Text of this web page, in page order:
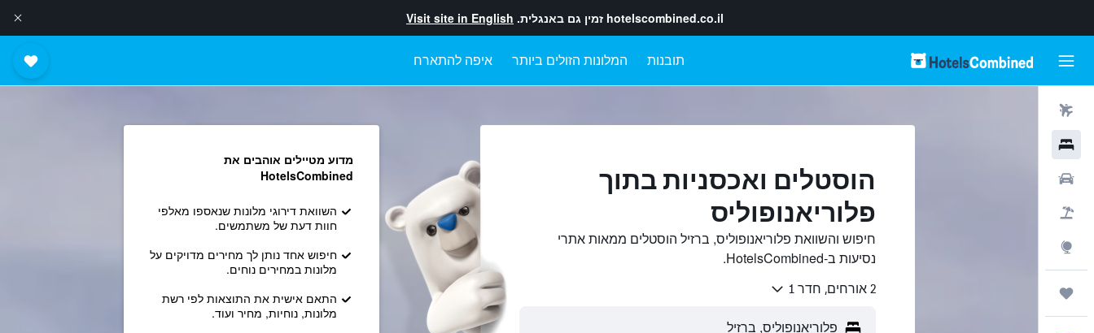
hotelscombined.co.il זמין גם באנגלית. Visit site in English
תובנות המלונות הזולים ביותר איפה להתארח
הוסטלים ואכסניות בתוך
פלוריאנופוליס
חיפוש והשוואת פלוריאנופוליס, ברזיל הוסטלים ממאות אתרי
נסיעות ב-HotelsCombined.
2 אורחים, חדר 1
מדוע מטיילים אוהבים את
HotelsCombined
השוואת דירוגי מלונות שנאספו מאלפי
חוות דעת של משתמשים.
חיפוש אחד נותן לך מחירים מדויקים על
מלונות במחירים נוחים.
התאם אישית את התוצאות לפי רשת
מלונות, נוחיות, מחיר ועוד.